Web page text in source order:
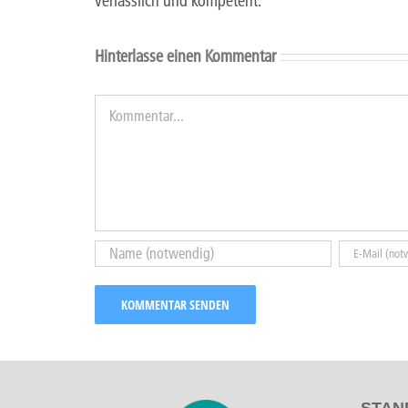
Hinterlasse einen Kommentar
Kommentar